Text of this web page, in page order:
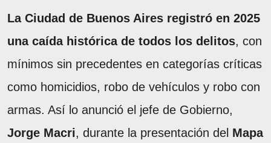
La Ciudad de Buenos Aires registró en 2025
una caída histórica de todos los delitos, con
mínimos sin precedentes en categorías críticas
como homicidios, robo de vehículos y robo con
armas. Así lo anunció el jefe de Gobierno,
Jorge Macri, durante la presentación del Mapa